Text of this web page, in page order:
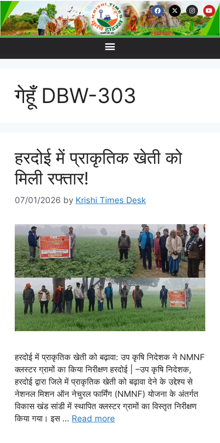
गेहूँ DBW-303
हरदोई में प्राकृतिक खेती को
मिली रफ्तार!
07/01/2026 by Krishi Times Desk
हरदोई में प्राकृतिक खेती को बढ़ावा: उप कृषि निदेशक ने NMNF
क्लस्टर ग्रामों का किया निरीक्षण हरदोई | –उप कृषि निदेशक,
हरदोई द्वारा जिले में प्राकृतिक खेती को बढ़ावा देने के उद्देश्य से
नेशनल मिशन ऑन नेचुरल फार्मिंग (NMNF) योजना के अंतर्गत
विकास खंड सांडी में स्थापित क्लस्टर ग्रामों का विस्तृत निरीक्षण
किया गया। इस … Read more